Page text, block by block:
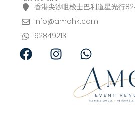
香港尖沙咀梭士巴利道星光行
info@amohk.com
92849213